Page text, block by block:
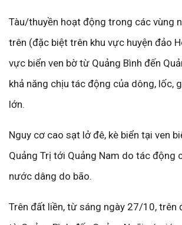
Tàu/thuyền hoạt động trong các vùng
trên (đặc biệt trên khu vực huyện đảo
vực biển ven bờ từ Quảng Bình đến
khả năng chịu tác động của dông, lốc,
lớn.
Nguy cơ cao sạt lở đê, kè biển tại ven
Quảng Trị tới Quảng Nam do tác động
nước dâng do bão.
Trên đất liền, từ sáng ngày 27/10, trên